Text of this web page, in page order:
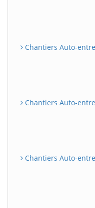
Chantiers Auto-
Chantiers Auto-
Chantiers Auto-